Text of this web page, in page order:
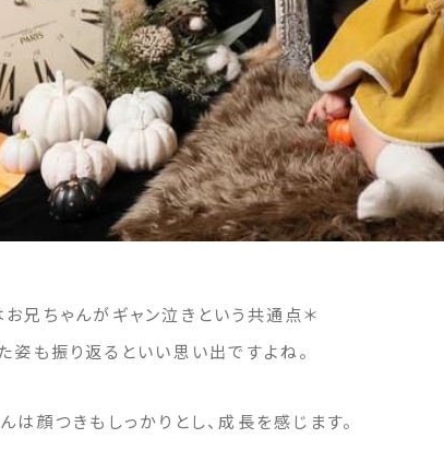
兄ちゃんがギャン泣きという共通点＊
姿も振り返るといい思い出ですよね。
は顔つきもしっかりとし、成長を感じます。